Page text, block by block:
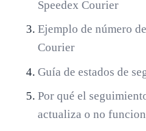
Speedex Courier
Ejemplo de número
Courier
Guía de estados de
Por qué el
actualiza o no